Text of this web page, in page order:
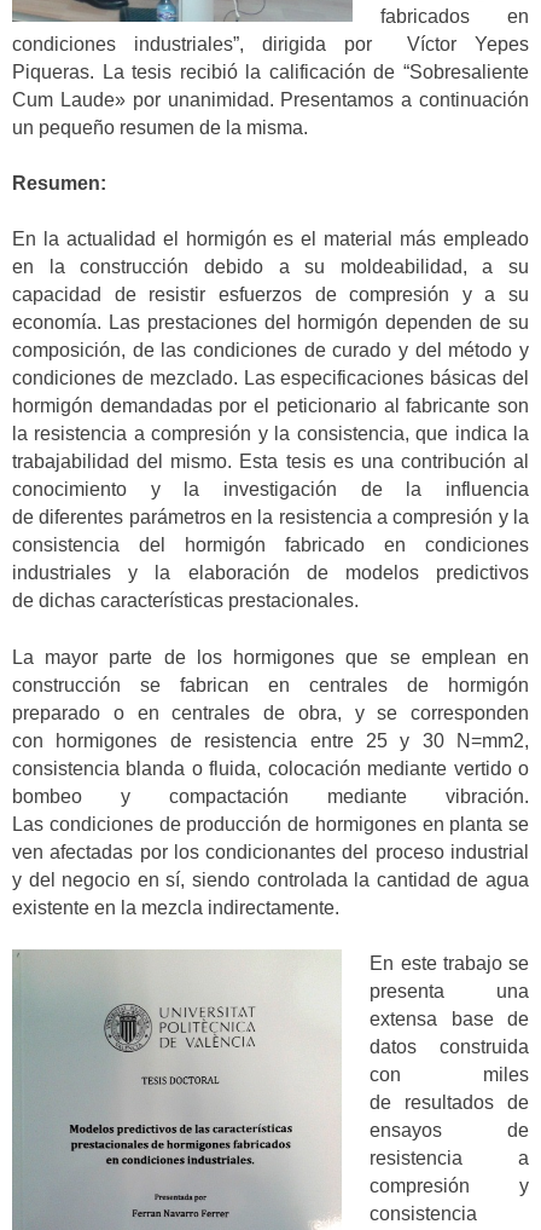
fabricados en
condiciones industriales”, dirigida por Víctor Yepes
Piqueras. La tesis recibió la calificación de “Sobresaliente
Cum Laude» por unanimidad. Presentamos a continuación
un pequeño resumen de la misma.
Resumen:
En la actualidad el hormigón es el material más empleado
en la construcción debido a su moldeabilidad, a su
capacidad de resistir esfuerzos de compresión y a su
economía. Las prestaciones del hormigón dependen de su
composición, de las condiciones de curado y del método y
condiciones de mezclado. Las especificaciones básicas del
hormigón demandadas por el peticionario al fabricante son
la resistencia a compresión y la consistencia, que indica la
trabajabilidad del mismo. Esta tesis es una contribución al
conocimiento y la investigación de la influencia
de diferentes parámetros en la resistencia a compresión y la
consistencia del hormigón fabricado en condiciones
industriales y la elaboración de modelos predictivos
de dichas características prestacionales.
La mayor parte de los hormigones que se emplean en
construcción se fabrican en centrales de hormigón
preparado o en centrales de obra, y se corresponden
con hormigones de resistencia entre 25 y 30 N=mm2,
consistencia blanda o fluida, colocación mediante vertido o
bombeo y compactación mediante vibración.
Las condiciones de producción de hormigones en planta se
ven afectadas por los condicionantes del proceso industrial
y del negocio en sí, siendo controlada la cantidad de agua
existente en la mezcla indirectamente.
En este trabajo se
presenta una
extensa base de
datos construida
con miles
de resultados de
ensayos de
resistencia a
compresión y
consistencia